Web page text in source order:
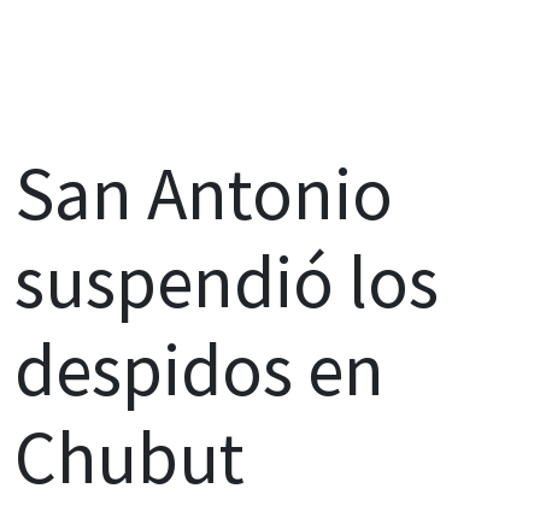
San Antonio
suspendió los
despidos en
Chubut